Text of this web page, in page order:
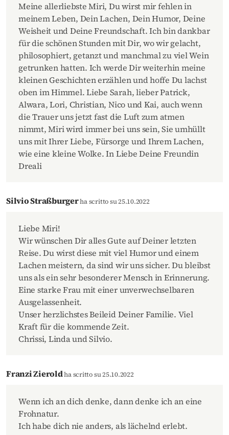
Meine allerliebste Miri, Du wirst mir fehlen in
meinem Leben, Dein Lachen, Dein Humor, Deine
Weisheit und Deine Freundschaft. Ich bin dankbar
für die schönen Stunden mit Dir, wo wir gelacht,
philosophiert, getanzt und manchmal zu viel Wein
getrunken hatten. Ich werde Dir weiterhin meine
kleinen Geschichten erzählen und hoffe Du lachst
oben im Himmel. Liebe Sarah, lieber Patrick,
Alwara, Lori, Christian, Nico und Kai, auch wenn
die Trauer uns jetzt fast die Luft zum atmen
nimmt, Miri wird immer bei uns sein, Sie umhüllt
uns mit Ihrer Liebe, Fürsorge und Ihrem Lachen,
wie eine kleine Wolke. In Liebe Deine Freundin
Dreali
Silvio Straßburgerha scritto su 25.10.2022
Liebe Miri!
Wir wünschen Dir alles Gute auf Deiner letzten
Reise. Du wirst diese mit viel Humor und einem
Lachen meistern, da sind wir uns sicher. Du bleibst
uns als ein sehr besonderer Mensch in Erinnerung.
Eine starke Frau mit einer unverwechselbaren
Ausgelassenheit.
Unser herzlichstes Beileid Deiner Familie. Viel
Kraft für die kommende Zeit.
Chrissi, Linda und Silvio.
Franzi Zieroldha scritto su 25.10.2022
Wenn ich an dich denke, dann denke ich an eine
Frohnatur.
Ich habe dich nie anders, als lächelnd erlebt.